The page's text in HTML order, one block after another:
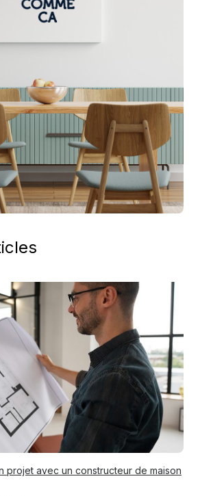
projet avec un constructeur de maison